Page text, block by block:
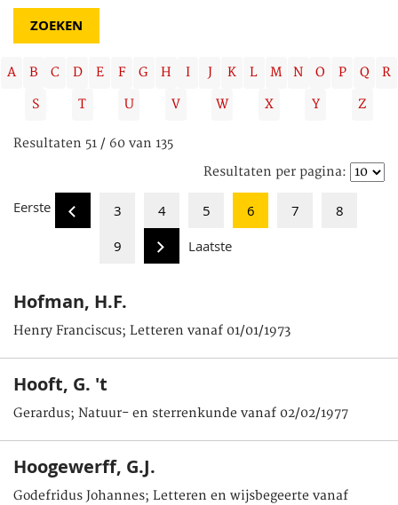
A B C D E F G H I J K L M N O P Q
R
S
T U V W X Y Z
Resultaten 51 / 60 van 135
Resultaten per pagina:
Eerste 3 4 5 6 7
8
9
Laatste
Hofman, H.F.
Henry Franciscus; Letteren vanaf 01/01/1973
Hooft, G. 't
Gerardus; Natuur- en sterrenkunde vanaf 02/02/1977
Hoogewerff, G.J.
Godefridus Johannes; Letteren en wijsbegeerte vanaf